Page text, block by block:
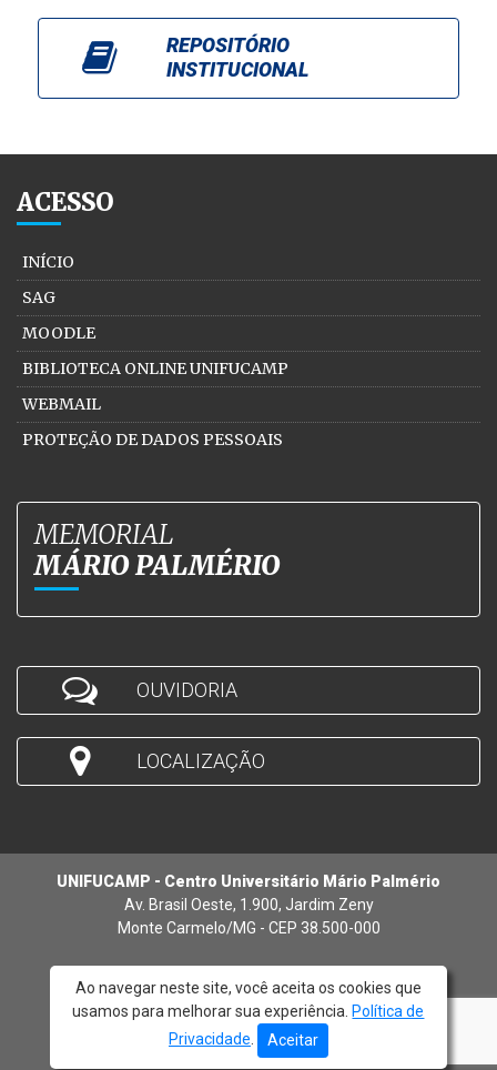
REPOSITÓRIO
INSTITUCIONAL
ACESSO
INÍCIO
SAG
MOODLE
BIBLIOTECA ONLINE UNIFUCAMP
WEBMAIL
PROTEÇÃO DE DADOS PESSOAIS
MEMORIAL
MÁRIO PALMÉRIO
OUVIDORIA
LOCALIZAÇÃO
UNIFUCAMP - Centro Universitário Mário Palmério
Av. Brasil Oeste, 1.900, Jardim Zeny
Monte Carmelo/MG - CEP 38.500-000
© 2026 - UNIFUCAMP
Atendimento:(34) 3842-5272
Ao navegar neste site, você aceita os cookies que
usamos para melhorar sua experiência. Política de
Privacidade. Aceitar